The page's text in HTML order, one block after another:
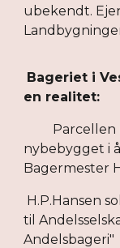
ubekendt.
Bageriet i
en realitet:
Parcellen
nybebygget i
Bagermester
H.P.Hansen
til
Andelsbageri"